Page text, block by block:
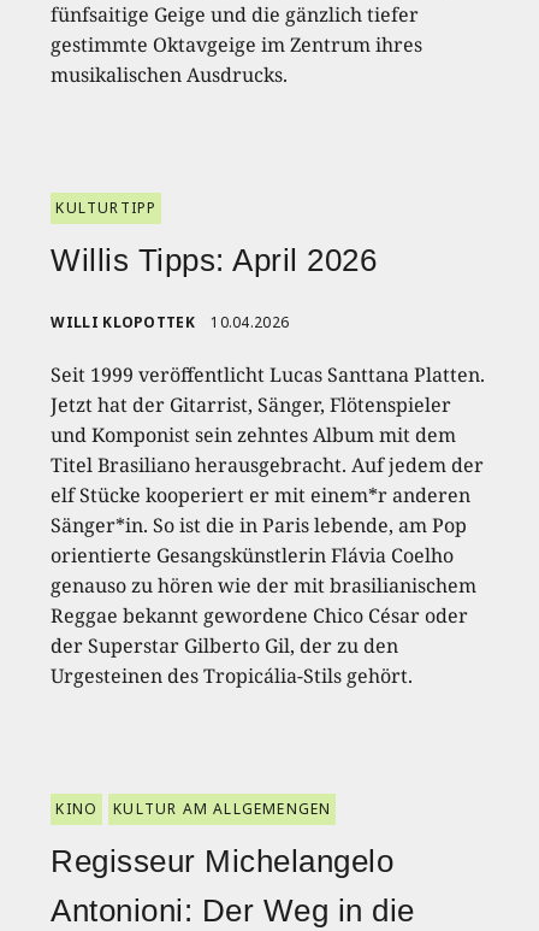
fünfsaitige Geige und die gänzlich tiefer
gestimmte Oktavgeige im Zentrum ihres
musikalischen Ausdrucks.
KULTURTIPP
Willis Tipps: April 2026
WILLI KLOPOTTEK 10.04.2026
Seit 1999 veröffentlicht Lucas Santtana Platten.
Jetzt hat der Gitarrist, Sänger, Flötenspieler
und Komponist sein zehntes Album mit dem
Titel Brasiliano herausgebracht. Auf jedem der
elf Stücke kooperiert er mit einem*r anderen
Sänger*in. So ist die in Paris lebende, am Pop
orientierte Gesangskünstlerin Flávia Coelho
genauso zu hören wie der mit brasilianischem
Reggae bekannt gewordene Chico César oder
der Superstar Gilberto Gil, der zu den
Urgesteinen des Tropicália-Stils gehört.
KINO KULTUR AM ALLGEMENGEN
Regisseur Michelangelo
Antonioni: Der Weg in die